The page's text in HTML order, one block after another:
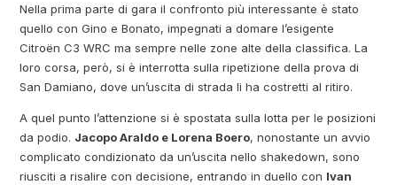
Nella prima parte di gara il confronto più interessante è stato
quello con Gino e Bonato, impegnati a domare l’esigente
Citroën C3 WRC ma sempre nelle zone alte della classifica. La
loro corsa, però, si è interrotta sulla ripetizione della prova di
San Damiano, dove un’uscita di strada li ha costretti al ritiro.
A quel punto l’attenzione si è spostata sulla lotta per le posizioni
da podio. Jacopo Araldo e Lorena Boero, nonostante un avvio
complicato condizionato da un’uscita nello shakedown, sono
riusciti a risalire con decisione, entrando in duello con Ivan